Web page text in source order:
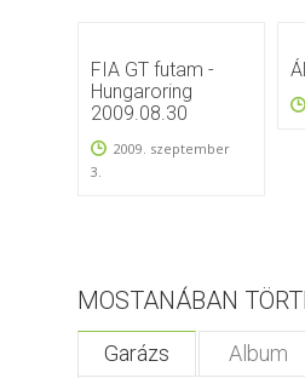
FIA GT futam -
Hungaroring
2009.08.30
2009. szeptember
3.
MOSTANÁBAN
Garázs Album